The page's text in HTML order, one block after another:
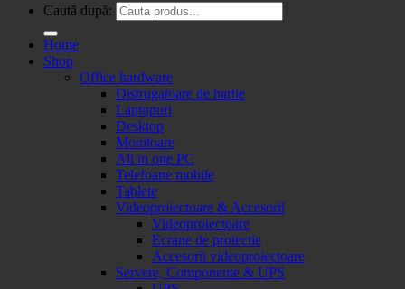
Caută după:
Home
Shop
Office hardware
Distrugatoare de hartie
Laptopuri
Desktop
Monitoare
All in one PC
Telefoane mobile
Tablete
Videoproiectoare & Accesorii
Videoproiectoare
Ecrane de proiectie
Accesorii videoproiectoare
Servere, Componente & UPS